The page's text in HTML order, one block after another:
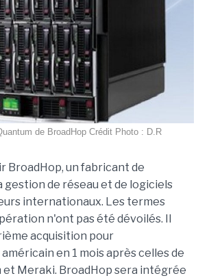
de BroadHop Crédit Photo : D.R
BroadHop, un fabricant de
gestion de réseau et de logiciels
internationaux. Les termes
n'ont pas été dévoilés. Il
acquisition pour
en 1 mois après celles de
et Meraki. BroadHop sera intégrée